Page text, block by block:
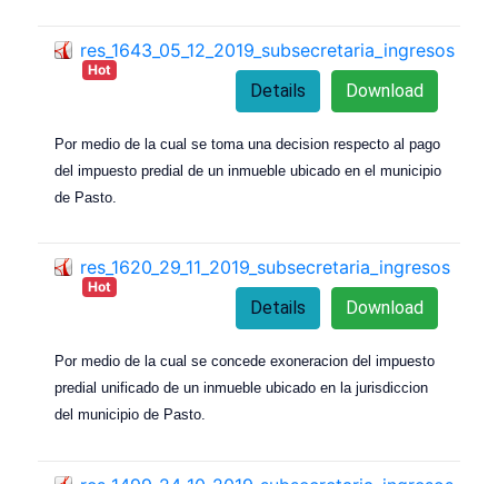
res_1643_05_12_2019_subsecretaria_ingresos
Hot
Download
Details
Por medio de la cual se toma una decision respecto al pago
del impuesto predial de un inmueble ubicado en el municipio
de Pasto.
res_1620_29_11_2019_subsecretaria_ingresos
Hot
Download
Details
Por medio de la cual se concede exoneracion del impuesto
predial unificado de un inmueble ubicado en la jurisdiccion
del municipio de Pasto.